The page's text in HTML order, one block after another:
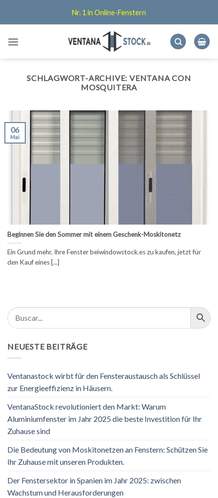
Nr. 1 in Online-Fenstern
SCHLAGWORT-ARCHIVE:VENTANA CON
MOSQUITERA
Beginnen Sie den Sommer mit einem Geschenk-Moskitonetz
Ein Grund mehr, Ihre Fenster beiwindowstock.es zu kaufen, jetzt für
den Kauf eines [...]
06
Mai
NEUESTE BEITRÄGE
Ventanastock wirbt für den Fensteraustausch als Schlüssel
zur Energieeffizienz in Häusern.
VentanaStock revolutioniert den Markt: Warum
Aluminiumfenster im Jahr 2025 die beste Investition für Ihr
Zuhause sind
Die Bedeutung von Moskitonetzen an Fenstern: Schützen Sie
Ihr Zuhause mit unseren Produkten.
Der Fenstersektor in Spanien im Jahr 2025: zwischen
Wachstum und Herausforderungen